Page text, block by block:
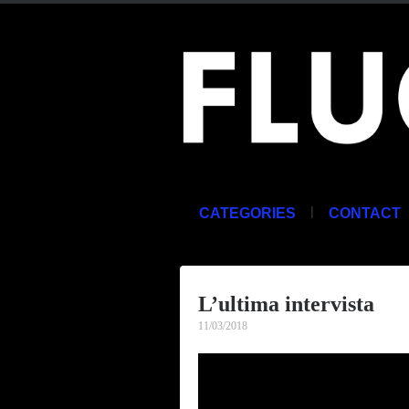
CATEGORIES | CONTACT
L’ultima intervista
11/03/2018